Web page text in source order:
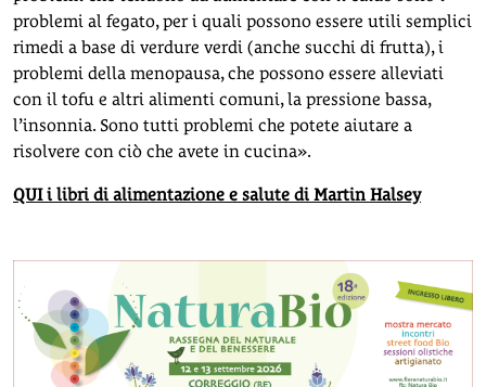
problemi al fegato, per i quali possono essere utili semplici
rimedi a base di verdure verdi (anche succhi di frutta), i
problemi della menopausa, che possono essere alleviati
con il tofu e altri alimenti comuni, la pressione bassa,
l’insonnia. Sono tutti problemi che potete aiutare a
risolvere con ciò che avete in cucina».
QUI i libri di alimentazione e salute di Martin Halsey